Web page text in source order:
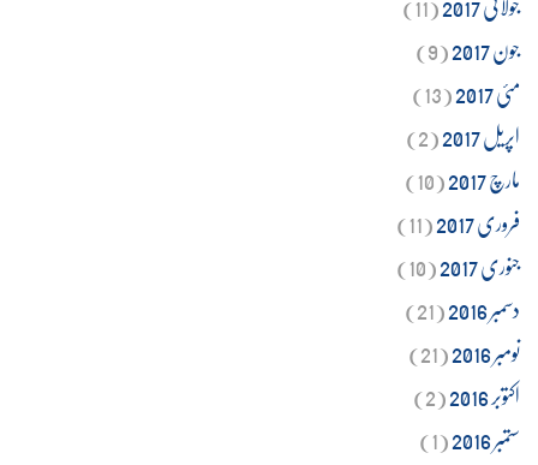
جون 2017
(9)
مئی 2017
(13)
اپریل 2017
(2)
مارچ 2017
(10)
فروری 2017
(11)
جنوری 2017
(10)
دسمبر 2016
(21)
نومبر 2016
(21)
اکتوبر 2016
(2)
ستمبر 2016
(1)